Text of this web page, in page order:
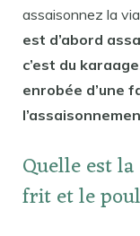
assaisonnez la
est d’abord
c’est du
enrobée d’une
Quelle est
frit et le